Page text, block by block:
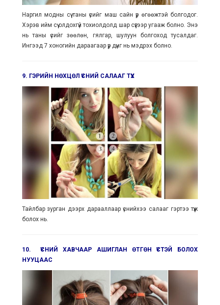
Наргил модны сүү таны үсийг маш сайн үр өгөөжтэй болгодог.
Хэрэв ийм сүү олдохгүй тохиолдолд шар сүүгээр угааж болно. Энэ
нь таны үсийг зөөлөн, гялгар, шулуун болгоход тусалдаг.
Ингээд 7 хоногийн дараагаар үр дүнг нь мэдрэх болно.
9. ГЭРИЙН НӨХЦӨЛ ҮСНИЙ САЛААГ ТҮҮХ
Тайлбар зурган дээрх дарааллаар үснийхээ салааг гэртээ түүж
болох нь.
10. ҮСНИЙ ХАВЧААР АШИГЛАН ӨТГӨН ҮСТЭЙ БОЛОХ
НУУЦААС